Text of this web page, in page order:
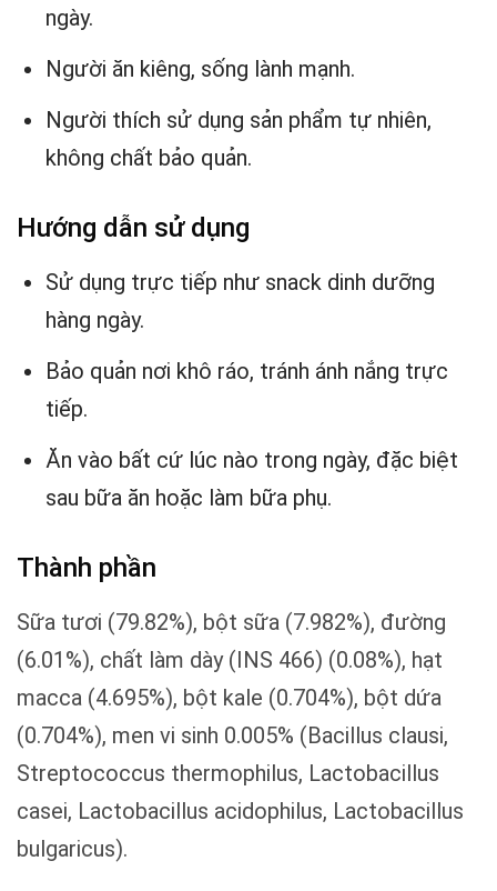
ngày.
Người ăn kiêng, sống lành mạnh.
Người thích sử dụng sản phẩm tự nhiên,
không chất bảo quản.
Hướng dẫn sử dụng
Sử dụng trực tiếp như snack dinh dưỡng
hàng ngày.
Bảo quản nơi khô ráo, tránh ánh nắng trực
tiếp.
Ăn vào bất cứ lúc nào trong ngày, đặc biệt
sau bữa ăn hoặc làm bữa phụ.
Thành phần
Sữa tươi (79.82%), bột sữa (7.982%), đường
(6.01%), chất làm dày (INS 466) (0.08%), hạt
macca (4.695%), bột kale (0.704%), bột dứa
(0.704%), men vi sinh 0.005% (Bacillus clausi,
Streptococcus thermophilus, Lactobacillus
casei, Lactobacillus acidophilus, Lactobacillus
bulgaricus).